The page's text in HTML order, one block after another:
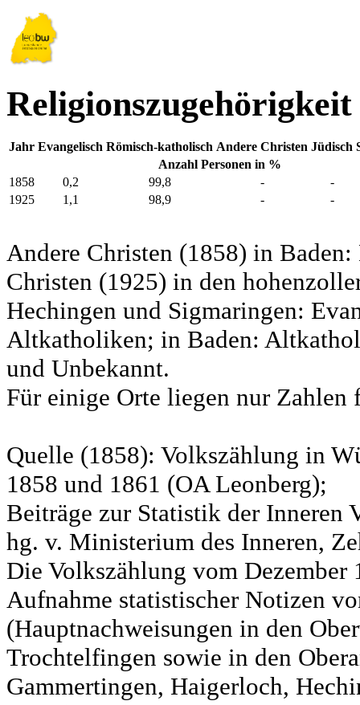
Jahr Evangelisch Römisch-katholisch Andere Christen Jüdisch
Anzahl Personen in %
1858
0,2 99,8 -
-
1925
1,1 98,9 - -
Andere Christen (1858) in
Christen (1925) in den
Hechingen und Sigmaringen:
Altkatholiken; in Baden:
und Unbekannt.
Für einige Orte liegen nur Zahlen
Quelle (1858): Volkszählung in
1858 und 1861 (OA Leonberg);
Beiträge zur Statistik der Inneren
hg. v. Ministerium des Inneren,
Die Volkszählung vom
Aufnahme statistischer Notizen
(Hauptnachweisungen in den
Trochtelfingen sowie in den
Gammertingen, Haigerloch,